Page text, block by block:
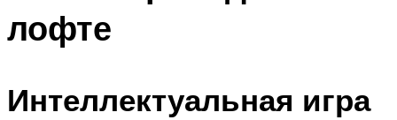
лофте
Интеллектуальная игра